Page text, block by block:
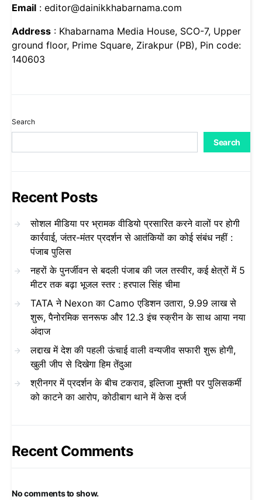
Email : editor@dainikkhabarnama.com
Address : Khabarnama Media House, SCO-7, Upper
ground floor, Prime Square, Zirakpur (PB), Pin code:
140603
Search
Search
Recent Posts
सोशल मीडिया पर भ्रामक वीडियो प्रसारित करने वालों पर होगी
कार्रवाई, जंतर-मंतर प्रदर्शन से आतंकियों का कोई संबंध नहीं :
पंजाब पुलिस
नहरों के पुनर्जीवन से बदली पंजाब की जल तस्वीर, कई क्षेत्रों में 5
मीटर तक बढ़ा भूजल स्तर : हरपाल सिंह चीमा
TATA ने Nexon का Camo एडिशन उतारा, 9.99 लाख से
शुरू, पैनोरमिक सनरूफ और 12.3 इंच स्क्रीन के साथ आया नया
अंदाज
लद्दाख में देश की पहली ऊंचाई वाली वन्यजीव सफारी शुरू होगी,
खुली जीप से दिखेगा हिम तेंदुआ
श्रीनगर में प्रदर्शन के बीच टकराव, इल्तिजा मुफ्ती पर पुलिसकर्मी
को काटने का आरोप, कोठीबाग थाने में केस दर्ज
Recent Comments
No comments to show.